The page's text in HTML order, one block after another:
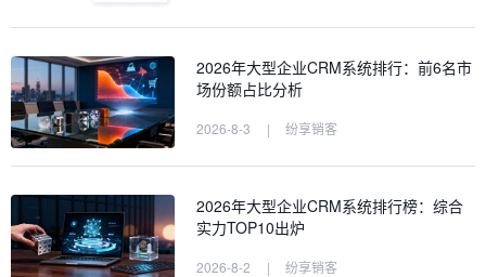
2026年大型企业CRM系统排行：前6名市
场份额占比分析
2026-8-3 | 纷享销客
2026年大型企业CRM系统排行榜：综合
实力TOP10出炉
2026-8-2 | 纷享销客